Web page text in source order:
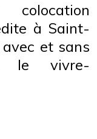
à Saint-
et sans
le vivre-